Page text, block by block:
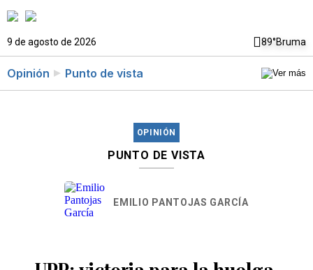
9 de agosto de 2026 89°Bruma
Opinión Punto de vista
OPINIÓN
PUNTO DE VISTA
EMILIO PANTOJAS GARCÍA